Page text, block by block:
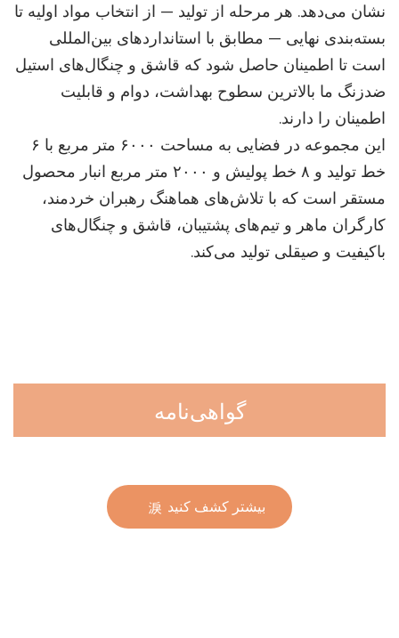
نشان می‌دهد. هر مرحله از تولید — از انتخاب مواد اولیه تا
بسته‌بندی نهایی — مطابق با استانداردهای بین‌المللی
است تا اطمینان حاصل شود که قاشق و چنگال‌های استیل
ضدزنگ ما بالاترین سطوح بهداشت، دوام و قابلیت
اطمینان را دارند.
این مجموعه در فضایی به مساحت ۶۰۰۰ متر مربع با ۶
خط تولید و ۸ خط پولیش و ۲۰۰۰ متر مربع انبار محصول
مستقر است که با تلاش‌های هماهنگ رهبران خردمند،
کارگران ماهر و تیم‌های پشتیبان، قاشق و چنگال‌های
باکیفیت و صیقلی تولید می‌کند.
گواهی‌نامه
بیشتر کشف کنید